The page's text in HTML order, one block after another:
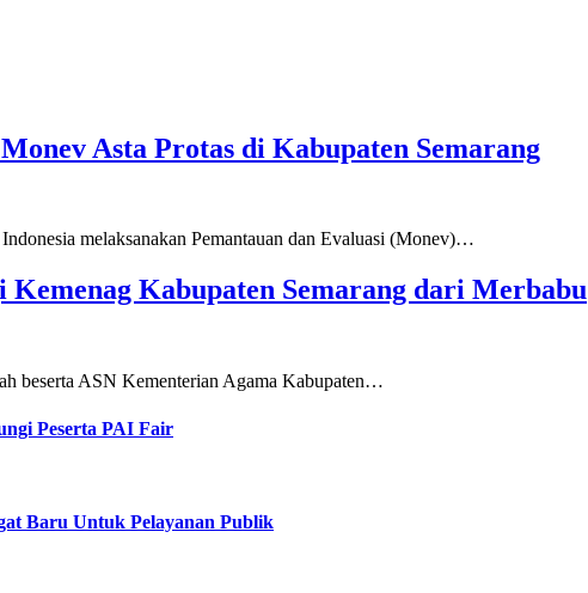
Asta Protas di Kabupaten Semarang
melaksanakan Pemantauan dan Evaluasi (Monev)…
Kabupaten Semarang dari Merbabu
beserta ASN Kementerian Agama Kabupaten…
Peserta PAI Fair
Baru Untuk Pelayanan Publik